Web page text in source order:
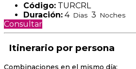
Código: TURCRL
Duración: 4 Dias 3 Noches
Consultar
Itinerario
Combinaciones en el mismo día: